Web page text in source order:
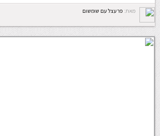
מאת: פרעצל עם שומשום